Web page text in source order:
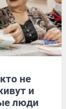
не
и
люди